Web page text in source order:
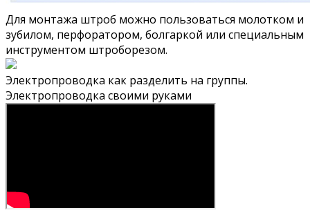
Для монтажа штроб можно пользоваться молотком и
зубилом, перфоратором, болгаркой или специальным
инструментом штроборезом.
Электропроводка как разделить на группы.
Электропроводка своими руками